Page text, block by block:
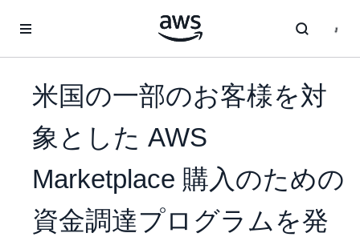
米国の一部のお客様を対
象とした AWS
Marketplace 購入のための
資金調達プログラムを発